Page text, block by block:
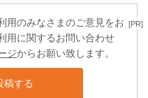
[PR]
用のみなさまのご意見をお
用に関するお問い合わせ
ジからお願い致します。
稿する